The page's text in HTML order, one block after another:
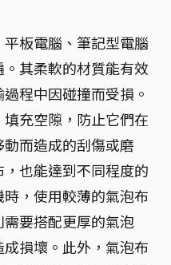
板電腦、筆記型電腦
其柔軟的材質能有效
程中因碰撞而受損。
充空隙，防止它們在
而造成的刮傷或磨
也能達到不同程度的
，使用較薄的氣泡布
要搭配更厚的氣泡
損壞。此外，氣泡布